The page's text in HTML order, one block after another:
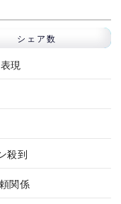
シェア数
現
殺到
関係